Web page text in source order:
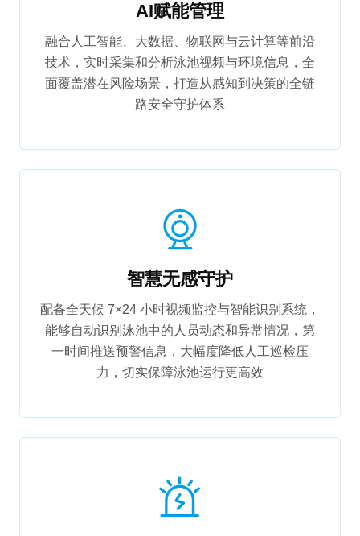
AI赋能管理
融合人工智能、大数据、物联网与云计算等前沿
技术，实时采集和分析泳池视频与环境信息，全
面覆盖潜在风险场景，打造从感知到决策的全链
路安全守护体系
智慧无感守护
配备全天候 7×24 小时视频监控与智能识别系统，
能够自动识别泳池中的人员动态和异常情况，第
一时间推送预警信息，大幅度降低人工巡检压
力，切实保障泳池运行更高效